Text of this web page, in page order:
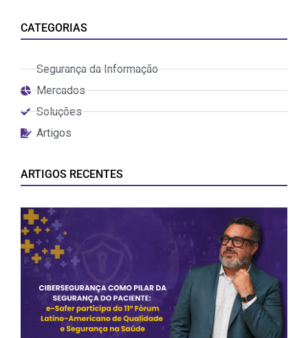
CATEGORIAS
Segurança da Informação
Mercados
Soluções
Artigos
ARTIGOS RECENTES